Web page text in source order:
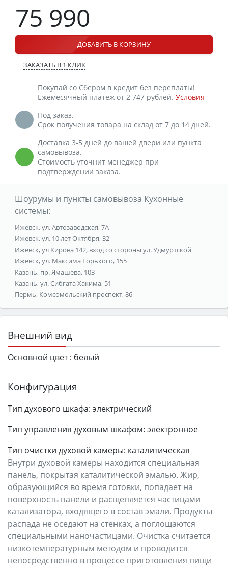
75 990
ДОБАВИТЬ В КОРЗИНУ
ЗАКАЗАТЬ В 1 КЛИК
Покупай со Сбером в кредит без переплаты!
Ежемесячный платеж от 2 747 рублей. Условия
Под заказ.
Срок получения товара на склад от 7 до 14 дней.
Доставка 3-5 дней до вашей двери или пункта
самовывоза.
Стоимость уточнит менеджер при
подтверждении заказа.
Шоурумы и пункты самовывоза Кухонные
системы:
Ижевск, ул. Автозаводская, 7А
Ижевск, ул. 10 лет Октября, 32
Ижевск, ул Кирова 142, вход со стороны ул. Удмуртской
Ижевск, ул. Максима Горького, 155
Казань, пр. Ямашева, 103
Казань, ул. Сибгата Хакима, 51
Пермь, Комсомольский проспект, 86
Внешний вид
Основной цвет : белый
Конфигурация
Тип духового шкафа: электрический
Тип управления духовым шкафом: электронное
Тип очистки духовой камеры: каталитическая
Внутри духовой камеры находится специальная
панель, покрытая каталитической эмалью. Жир,
образующийся во время готовки, попадает на
поверхность панели и расщепляется частицами
катализатора, входящего в состав эмали. Продукты
распада не оседают на стенках, а поглощаются
специальными наночастицами. Очистка считается
низкотемпературным методом и проводится
непосредственно в процессе приготовления пищи